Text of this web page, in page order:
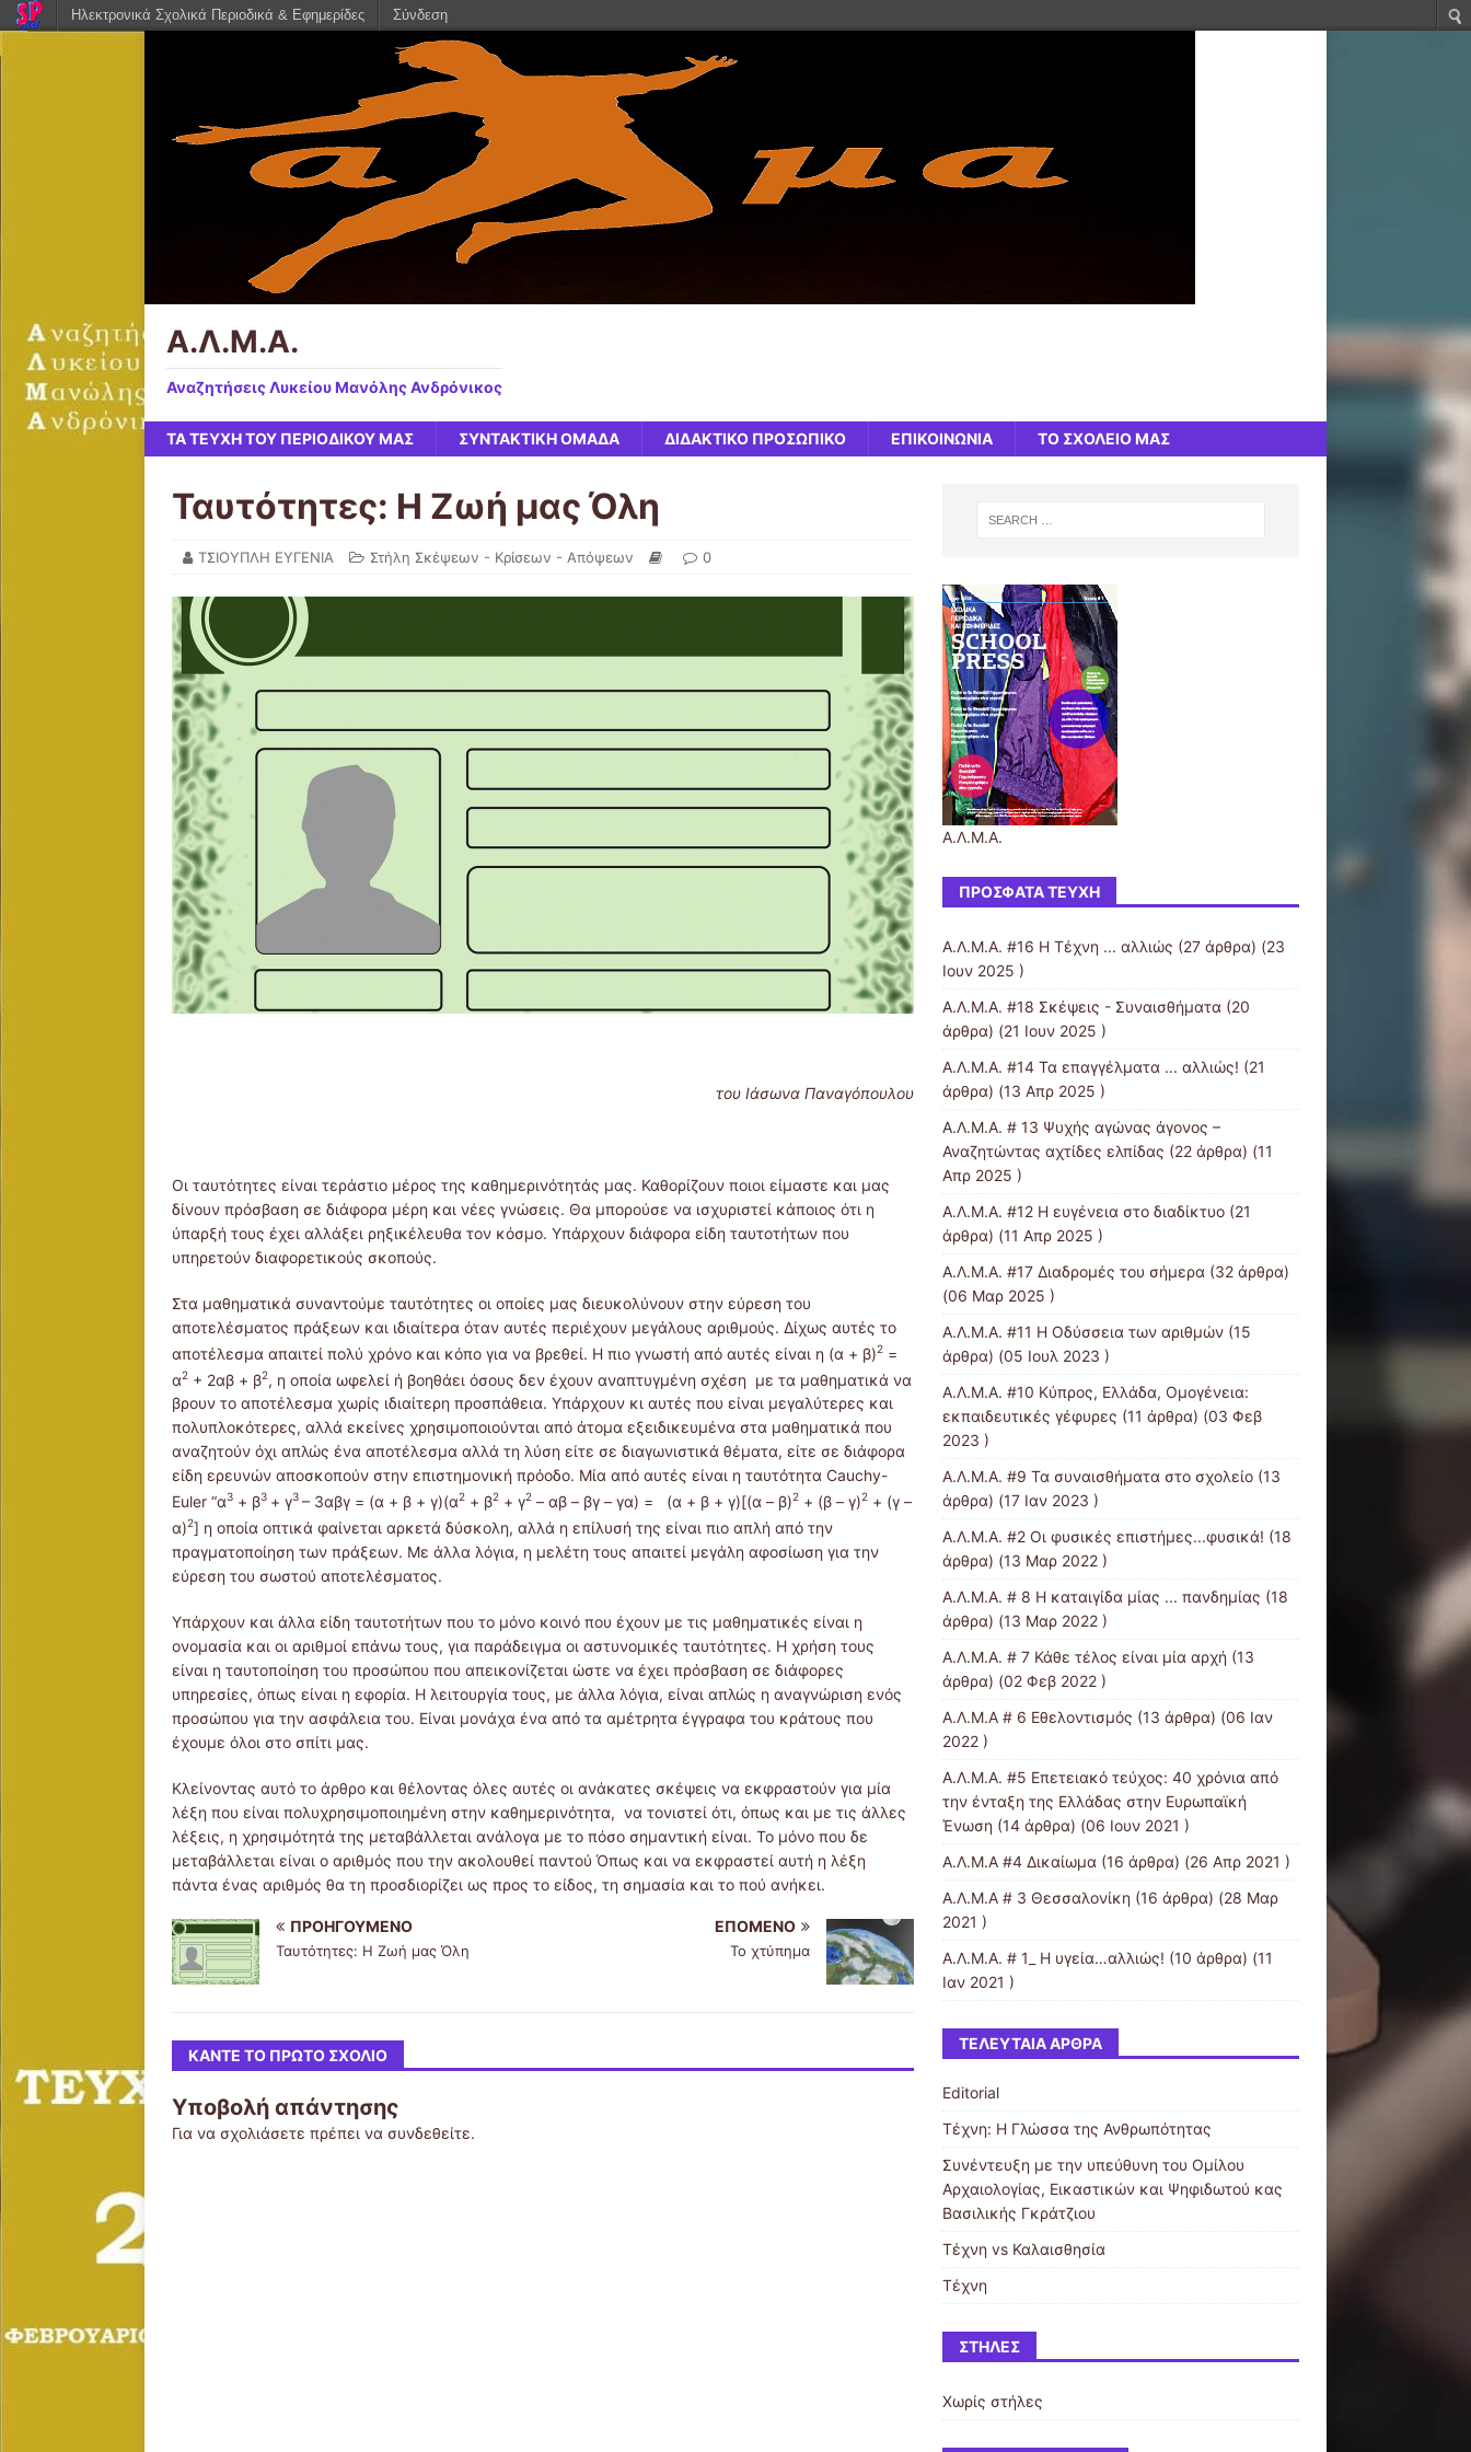
Α.Λ.Μ.Α.
Αναζητήσεις Λυκείου Μανόλης Ανδρόνικος
ΤΑ ΤΕΥΧΗ ΤΟΥ ΠΕΡΙΟΔΙΚΟΥ ΜΑΣ ΣΥΝΤΑΚΤΙΚΗ ΟΜΑΔΑ ΔΙΔΑΚΤΙΚΟ ΠΡΟΣΩΠΙΚΟ ΕΠΙΚΟΙΝΩΝΙΑ ΤΟ ΣΧΟΛΕΙΟ ΜΑΣ
Ταυτότητες: Η Ζωή μας Όλη
ΤΣΙΟΥΠΛΗ ΕΥΓΕΝΙΑ Στήλη Σκέψεων - Κρίσεων - Απόψεων 0
του Ιάσωνα Παναγόπουλου
Οι ταυτότητες είναι τεράστιο μέρος της καθημερινότητάς μας. Καθορίζουν ποιοι είμαστε και μας
δίνουν πρόσβαση σε διάφορα μέρη και νέες γνώσεις. Θα μπορούσε να ισχυριστεί κάποιος ότι η
ύπαρξή τους έχει αλλάξει ρηξικέλευθα τον κόσμο. Υπάρχουν διάφορα είδη ταυτοτήτων που
υπηρετούν διαφορετικούς σκοπούς.
Στα μαθηματικά συναντούμε ταυτότητες οι οποίες μας διευκολύνουν στην εύρεση του
αποτελέσματος πράξεων και ιδιαίτερα όταν αυτές περιέχουν μεγάλους αριθμούς. Δίχως αυτές το
αποτέλεσμα απαιτεί πολύ χρόνο και κόπο για να βρεθεί. Η πιο γνωστή από αυτές είναι η (α + β)2 =
α2 + 2αβ + β2
, η οποία ωφελεί ή βοηθάει όσους δεν έχουν αναπτυγμένη σχέση με τα μαθηματικά να
βρουν το αποτέλεσμα χωρίς ιδιαίτερη προσπάθεια. Υπάρχουν κι αυτές που είναι μεγαλύτερες και
πολυπλοκότερες, αλλά εκείνες χρησιμοποιούνται από άτομα εξειδικευμένα στα μαθηματικά που
αναζητούν όχι απλώς ένα αποτέλεσμα αλλά τη λύση είτε σε διαγωνιστικά θέματα, είτε σε διάφορα
είδη ερευνών αποσκοπούν στην επιστημονική πρόοδο. Μία από αυτές είναι η ταυτότητα Cauchy-
Euler “α3 + β3 + γ3 – 3αβγ = (α + β + γ)(α2 + β2 + γ2 – αβ – βγ – γα) = (α + β + γ)[(α – β)2 + (β – γ)2 + (γ –
α)2] η οποία οπτικά φαίνεται αρκετά δύσκολη, αλλά η επίλυσή της είναι πιο απλή από την
πραγματοποίηση των πράξεων. Με άλλα λόγια, η μελέτη τους απαιτεί μεγάλη αφοσίωση για την
εύρεση του σωστού αποτελέσματος.
Υπάρχουν και άλλα είδη ταυτοτήτων που το μόνο κοινό που έχουν με τις μαθηματικές είναι η
ονομασία και οι αριθμοί επάνω τους, για παράδειγμα οι αστυνομικές ταυτότητες. Η χρήση τους
είναι η ταυτοποίηση του προσώπου που απεικονίζεται ώστε να έχει πρόσβαση σε διάφορες
υπηρεσίες, όπως είναι η εφορία. Η λειτουργία τους, με άλλα λόγια, είναι απλώς η αναγνώριση ενός
προσώπου για την ασφάλεια του. Είναι μονάχα ένα από τα αμέτρητα έγγραφα του κράτους που
έχουμε όλοι στο σπίτι μας.
Κλείνοντας αυτό το άρθρο και θέλοντας όλες αυτές οι ανάκατες σκέψεις να εκφραστούν για μία
λέξη που είναι πολυχρησιμοποιημένη στην καθημερινότητα, να τονιστεί ότι, όπως και με τις άλλες
λέξεις, η χρησιμότητά της μεταβάλλεται ανάλογα με το πόσο σημαντική είναι. Το μόνο που δε
μεταβάλλεται είναι ο αριθμός που την ακολουθεί παντού Όπως και να εκφραστεί αυτή η λέξη
πάντα ένας αριθμός θα τη προσδιορίζει ως προς το είδος, τη σημασία και το πού ανήκει.
ΠΡΟΗΓΟΎΜΕΝΟ
Ταυτότητες: Η Ζωή μας Όλη
ΕΠΌΜΕΝΟ
Το χτύπημα
ΚΆΝΤΕ ΤΟ ΠΡΏΤΟ ΣΧΌΛΙΟ
Υποβολή απάντησης
Για να σχολιάσετε πρέπει να συνδεθείτε.
Α.Λ.Μ.Α.
ΠΡΌΣΦΑΤΑ ΤΕΎΧΗ
Α.Λ.Μ.Α. #16 Η Τέχνη ... αλλιώς (27 άρθρα) (23
Ιουν 2025 )
Α.Λ.Μ.Α. #18 Σκέψεις - Συναισθήματα (20
άρθρα) (21 Ιουν 2025 )
Α.Λ.Μ.Α. #14 Τα επαγγέλματα ... αλλιώς! (21
άρθρα) (13 Απρ 2025 )
Α.Λ.Μ.Α. # 13 Ψυχής αγώνας άγονος –
Αναζητώντας αχτίδες ελπίδας (22 άρθρα) (11
Απρ 2025 )
Α.Λ.Μ.Α. #12 Η ευγένεια στο διαδίκτυο(21
άρθρα) (11 Απρ 2025 )
Α.Λ.Μ.Α. #17 Διαδρομές του σήμερα (32 άρθρα)
(06 Μαρ 2025 )
Α.Λ.Μ.Α. #11 Η Οδύσσεια των αριθμών(15
άρθρα) (05 Ιουλ 2023 )
Α.Λ.Μ.Α. #10 Κύπρος, Ελλάδα, Ομογένεια:
εκπαιδευτικές γέφυρες (11 άρθρα) (03 Φεβ
2023 )
Α.Λ.Μ.Α. #9 Τα συναισθήματα στο σχολείο(13
άρθρα) (17 Ιαν 2023 )
Α.Λ.Μ.Α. #2 Οι φυσικές επιστήμες...φυσικά! (18
άρθρα) (13 Μαρ 2022 )
Α.Λ.Μ.Α. # 8 Η καταιγίδα μίας ... πανδημίας (18
άρθρα) (13 Μαρ 2022 )
Α.Λ.Μ.Α. # 7 Κάθε τέλος είναι μία αρχή (13
άρθρα) (02 Φεβ 2022 )
Α.Λ.Μ.Α # 6 Εθελοντισμός (13 άρθρα) (06 Ιαν
2022 )
Α.Λ.Μ.Α. #5 Επετειακό τεύχος: 40 χρόνια από
την ένταξη της Ελλάδας στην Ευρωπαϊκή
Ένωση (14 άρθρα) (06 Ιουν 2021 )
Α.Λ.Μ.Α #4 Δικαίωμα (16 άρθρα) (26 Απρ 2021 )
Α.Λ.Μ.Α # 3 Θεσσαλονίκη (16 άρθρα) (28 Μαρ
2021 )
Α.Λ.Μ.Α. # 1_ Η υγεία…αλλιώς! (10 άρθρα) (11
Ιαν 2021 )
ΤΕΛΕΥΤΑΊΑ ΆΡΘΡΑ
Editorial
Τέχνη: Η Γλώσσα της Ανθρωπότητας
Συνέντευξη με την υπεύθυνη του Ομίλου
Αρχαιολογίας, Εικαστικών και Ψηφιδωτού κας
Βασιλικής Γκράτζιου
Τέχνη vs Καλαισθησία
Τέχνη
ΣΤΉΛΕΣ
Χωρίς στήλες
Ηλεκτρονικά Σχολικά Περιοδικά & Εφημερίδες Σύνδεση